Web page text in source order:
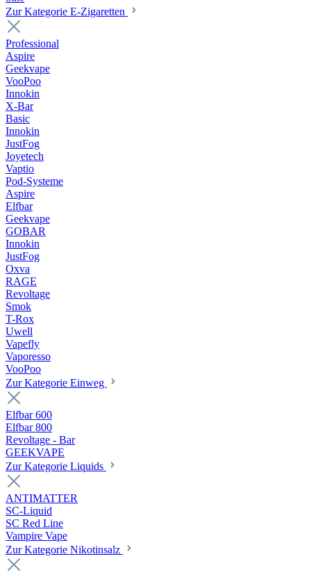
Zur Kategorie E-Zigaretten
Professional
Aspire
Geekvape
VooPoo
Innokin
X-Bar
Basic
Innokin
JustFog
Joyetech
Vaptio
Pod-Systeme
Aspire
Elfbar
Geekvape
GOBAR
Innokin
JustFog
Oxva
RAGE
Revoltage
Smok
T-Rox
Uwell
Vapefly
Vaporesso
VooPoo
Zur Kategorie Einweg
Elfbar 600
Elfbar 800
Revoltage - Bar
GEEKVAPE
Zur Kategorie Liquids
ANTIMATTER
SC-Liquid
SC Red Line
Vampire Vape
Zur Kategorie Nikotinsalz